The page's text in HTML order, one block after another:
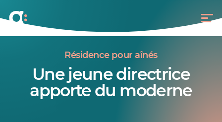
Résidence pour aînés
Une jeune directrice
apporte du moderne